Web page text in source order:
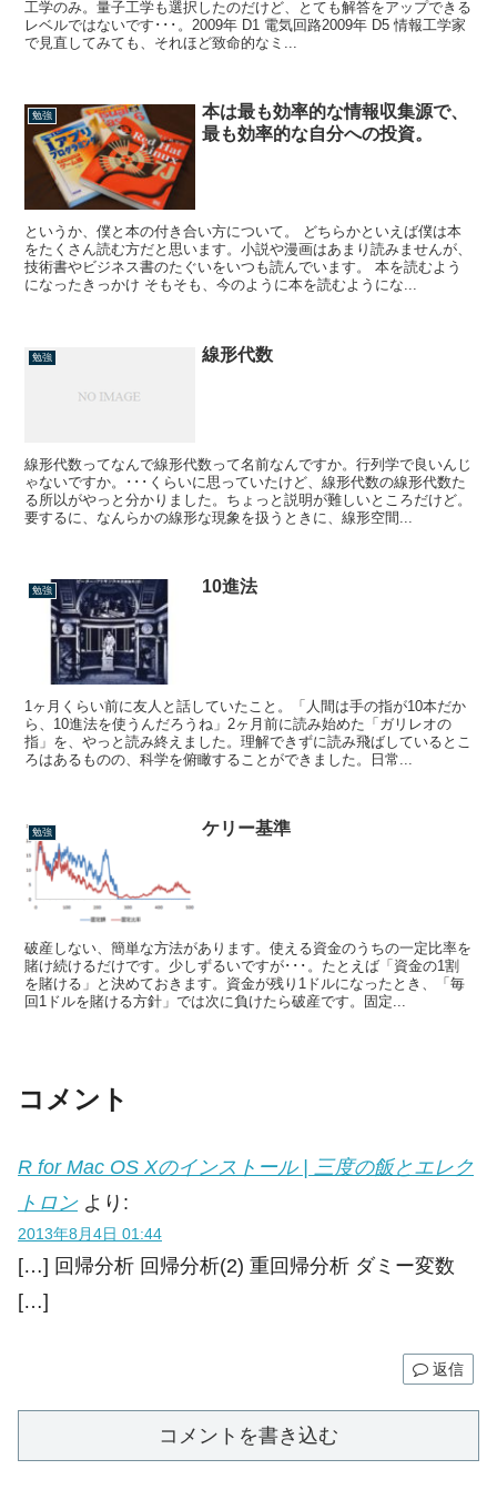
工学のみ。量子工学も選択したのだけど、とても解答をアップできる
レベルではないです･･･。2009年 D1 電気回路2009年 D5 情報工学家
で見直してみても、それほど致命的なミ...
勉強
本は最も効率的な情報収集源で、
最も効率的な自分への投資。
というか、僕と本の付き合い方について。 どちらかといえば僕は本
をたくさん読む方だと思います。小説や漫画はあまり読みませんが、
技術書やビジネス書のたぐいをいつも読んでいます。 本を読むよう
になったきっかけ そもそも、今のように本を読むようにな...
勉強 線形代数
線形代数ってなんで線形代数って名前なんですか。行列学で良いんじ
ゃないですか。･･･くらいに思っていたけど、線形代数の線形代数た
る所以がやっと分かりました。ちょっと説明が難しいところだけど。
要するに、なんらかの線形な現象を扱うときに、線形空間...
勉強 10進法
1ヶ月くらい前に友人と話していたこと。「人間は手の指が10本だか
ら、10進法を使うんだろうね」2ヶ月前に読み始めた「ガリレオの
指」を、やっと読み終えました。理解できずに読み飛ばしているとこ
ろはあるものの、科学を俯瞰することができました。日常...
勉強 ケリー基準
破産しない、簡単な方法があります。使える資金のうちの一定比率を
賭け続けるだけです。少しずるいですが･･･。たとえば「資金の1割
を賭ける」と決めておきます。資金が残り1ドルになったとき、「毎
回1ドルを賭ける方針」では次に負けたら破産です。固定...
コメント
R for Mac OS Xのインストール | 三度の飯とエレク
トロン より:
2013年8月4日 01:44
[…] 回帰分析 回帰分析(2) 重回帰分析 ダミー変数
[…]
返信
コメントを書き込む